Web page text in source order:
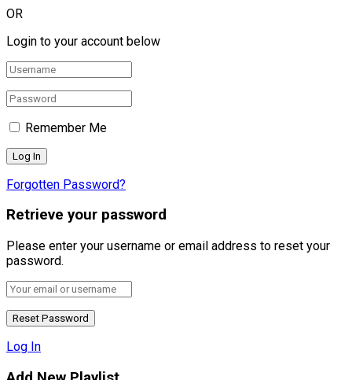
OR
Login to your account below
Remember Me
Forgotten Password?
Retrieve your password
Please enter your username or email address to reset your
password.
Log In